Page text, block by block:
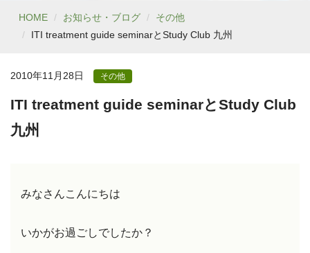
HOME お知らせ・ブログ
その他
ITI treatment guide seminarとStudy Club 九州
2010年11月28日 その他
ITI treatment guide seminarとStudy Club
九州
みなさんこんにちは
いかがお過ごしでしたか？